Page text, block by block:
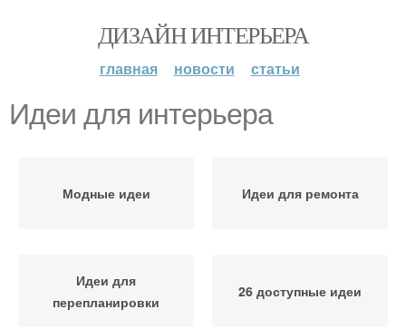
ДИЗАЙН ИНТЕРЬЕРА
главная новости статьи
Идеи для интерьера
Модные идеи Идеи для ремонта
Идеи для
перепланировки
26 доступные идеи